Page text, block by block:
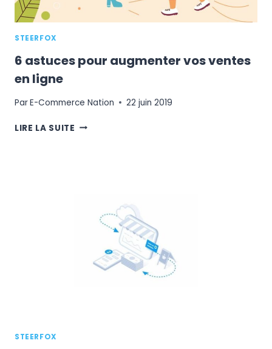
STEERFOX
6 astuces pour augmenter vos ventes
en ligne
ParE-Commerce Nation 22 juin 2019
LIRE LA SUITE 6
LIGNE
STEERFOX